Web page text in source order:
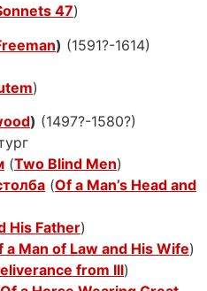
47)
) (1591?-1614)
)
) (1497?-1580?)
(Two Blind Men)
(Of a Man’s Head and
His Father)
a Man of Law and His Wife)
from Ill)